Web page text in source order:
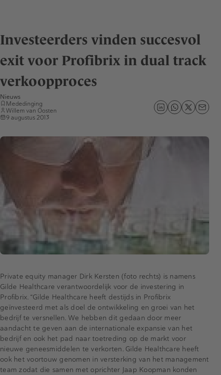
Investeerders vinden succesvol
exit voor Profibrix in dual track
verkoopproces
Nieuws
Mededinging
Willem van Oosten
9 augustus 2013
Private equity manager Dirk Kersten (foto rechts) is namens
Gilde Healthcare verantwoordelijk voor de investering in
Profibrix. “Gilde Healthcare heeft destijds in Profibrix
geïnvesteerd met als doel de ontwikkeling en groei van het
bedrijf te versnellen. We hebben dit gedaan door meer
aandacht te geven aan de internationale expansie van het
bedrijf en ook het pad naar toetreding op de markt voor
nieuwe geneesmiddelen te verkorten. Gilde Healthcare heeft
ook het voortouw genomen in versterking van het management
team zodat die samen met oprichter Jaap Koopman konden